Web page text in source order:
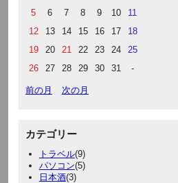
5
6 7 8 9 10
11
12
13 14 15 16 17
18
19
20 21 22 23 24
25
26
27 28 29 30 31 -
前の月 次の月
カテゴリー
トラベル(9)
パソコン(5)
日本酒(3)